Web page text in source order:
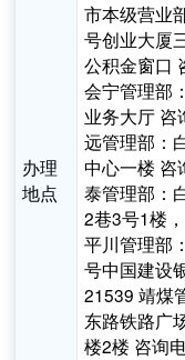
办理
地点
市本级营业
号创业大厦
公积金窗口
会宁管理部
业务大厅 咨
远管理部：
中心一楼 咨
泰管理部：
2巷3号1楼
平川管理部
号中国建设
21539 靖煤
东路铁路广
楼2楼 咨询